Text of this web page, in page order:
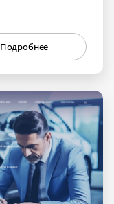
Подробнее